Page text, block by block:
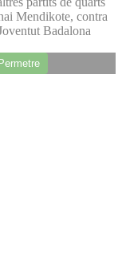
Mendikote, contra
Badalona